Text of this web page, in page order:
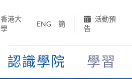
香港大
學
ENG 簡
活動預
告
認識學院 學習